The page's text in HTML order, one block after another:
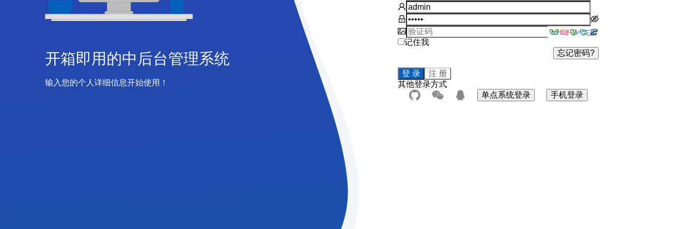
开箱即用的中后台管理系统
输入您的个人详细信息开始使用！
记住我
忘记密码?
登 录
注 册
其他登录方式
单点系统登录
手机登录